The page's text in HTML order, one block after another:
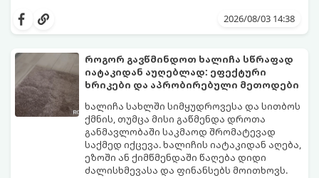
კანონები და გამოცდილი ყოფითი ხრიკები,
სასიამოვნო სიგრილე სპეციალური
ტექნიკის გარეშეც.
გთავაზობთ 10 საუკეთესო და
ხელმისაწვდომ მეთოდს:
2026/08/03 14:38
როგორ გავწმინდოთ ხალიჩა სწრაფად
იატაკიდან აუღებლად: ეფექტური
ხრიკები და აპრობირებული მეთოდები
ხალიჩა სახლში სიმყუდროვესა და სითბოს
ქმნის, თუმცა მისი გაწმენდა დროთა
განმავლობაში საკმაოდ შრომატევად
საქმედ იქცევა. ხალიჩის იატაკიდან აღება,
ეზოში ან ქიმწმენდაში წაღება დიდი
ძალისხმევასა და ფინანსებს მოითხოვს.